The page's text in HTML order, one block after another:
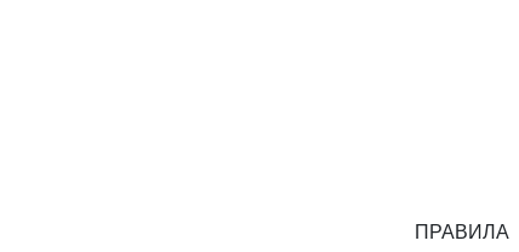
ПРАВИЛА